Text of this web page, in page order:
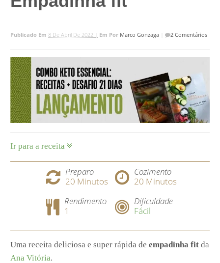
Publicado Em 8 De Abril De 2022 | Em Por Marco Gonzaga | 2 Comentários
Ir para a receita
Preparo
20 Minutos
Cozimento
20 Minutos
Rendimento
1
Dificuldade
Fácil
Uma receita deliciosa e super rápida deempadinha fit da
Ana Vitória.